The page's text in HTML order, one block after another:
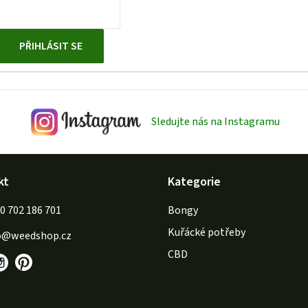
PŘIHLÁSIT SE
Sledujte nás na Instagramu
@weedshop.cz
702 186 701
Kategorie
Bongy
Kuřácké potřeby
CBD